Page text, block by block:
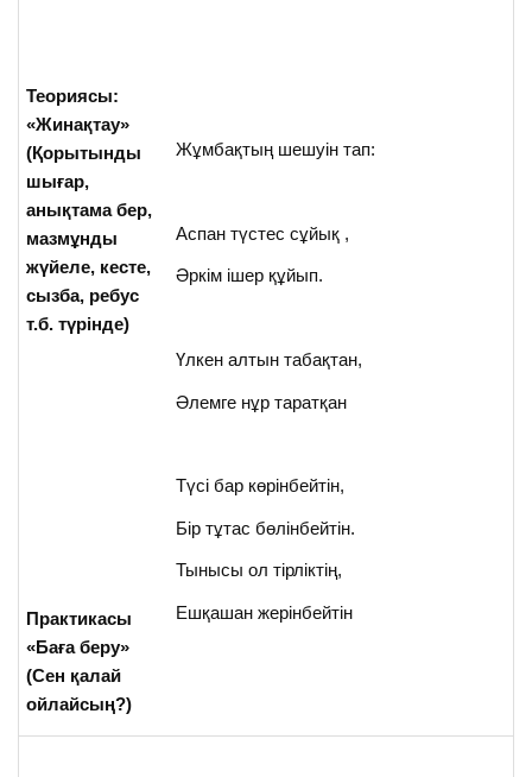
Теориясы:
«Жинақтау»
(Қорытынды
шығар,
анықтама бер,
мазмұнды
жүйеле, кесте,
сызба, ребус
т.б. түрінде)
Практикасы
«Баға беру»
(Сен қалай
ойлайсың?)
Жұмбақтың шешуін тап:
Аспан түстес сұйық ,
Әркім ішер құйып.
Үлкен алтын табақтан,
Әлемге нұр таратқан
Түсі бар көрінбейтін,
Бір тұтас бөлінбейтін.
Тынысы ол тірліктің,
Ешқашан жерінбейтін